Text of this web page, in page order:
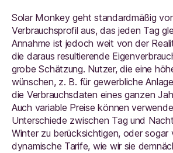
Solar Monkey geht standardmäßig
Verbrauchsprofil aus, das jeden Tag
Annahme ist jedoch weit von der
die daraus resultierende
grobe Schätzung. Nutzer, die eine
wünschen, z. B. für gewerbliche
die Verbrauchsdaten eines ganzen
Auch variable Preise können
Unterschiede zwischen Tag und
Winter zu berücksichtigen, oder sogar
dynamische Tarife, wie wir sie